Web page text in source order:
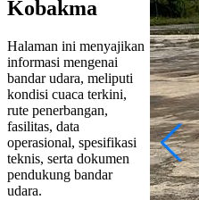
Kobakma
Halaman ini menyajikan
informasi mengenai
bandar udara, meliputi
kondisi cuaca terkini,
rute penerbangan,
fasilitas, data
operasional, spesifikasi
teknis, serta dokumen
pendukung bandar
udara.